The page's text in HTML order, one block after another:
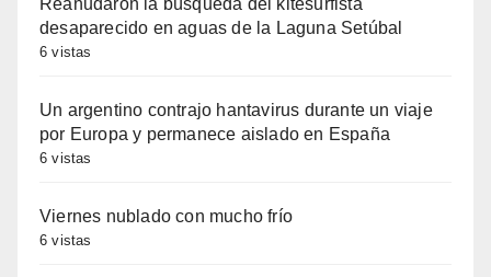
desaparecido en aguas de la Laguna Setúbal
6 vistas
Un argentino contrajo hantavirus durante un viaje
por Europa y permanece aislado en España
6 vistas
Viernes nublado con mucho frío
6 vistas